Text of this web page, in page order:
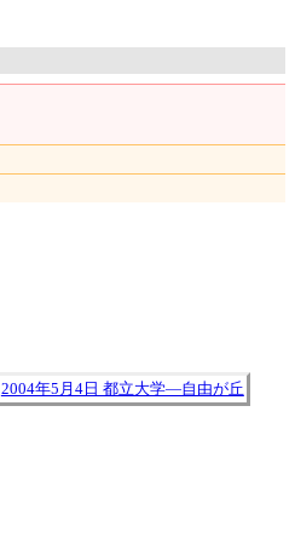
2004年5月4日 都立大学―自由が丘